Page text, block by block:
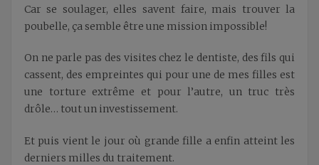
Car se soulager, elles savent faire, mais trouver la
poubelle, ça semble être une mission impossible!
On ne parle pas des visites chez le dentiste, des fils qui
cassent, des empreintes qui pour une de mes filles est
une torture extrême et pour l’autre, un truc très
drôle… tout un investissement.
Et puis vient le jour où grande fille a enfin atteint les
derniers milles du traitement.